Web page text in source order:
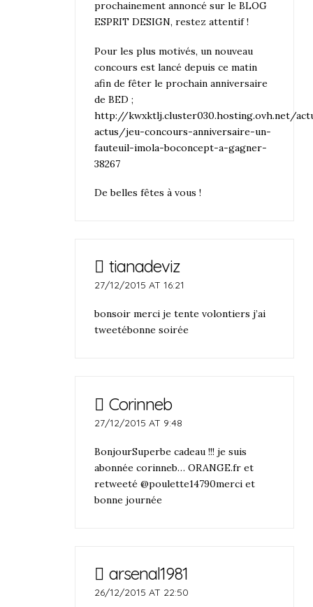
prochainement annoncé sur le BLOG
ESPRIT DESIGN, restez attentif !
Pour les plus motivés, un nouveau
concours est lancé depuis ce matin
afin de fêter le prochain anniversaire
de BED ;
http://kwxktlj.cluster030.hosting.ovh.net/
actus/jeu-concours-anniversaire-un-
fauteuil-imola-boconcept-a-gagner-
38267
De belles fêtes à vous !
tianadeviz
27/12/2015 AT 16:21
bonsoir merci je tente volontiers j’ai
tweetébonne soirée
Corinneb
27/12/2015 AT 9:48
BonjourSuperbe cadeau !!! je suis
abonnée corinneb… ORANGE.fr et
retweeté @poulette14790merci et
bonne journée
arsenal1981
26/12/2015 AT 22:50